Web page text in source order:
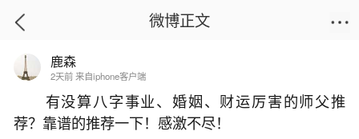
首页
如何写还阴债表文？
微博正文
鹿森
2天前 来自iphone客户端
有没算八字事业、婚姻、财运厉害的师父推
荐？靠谱的推荐一下！感激不尽！